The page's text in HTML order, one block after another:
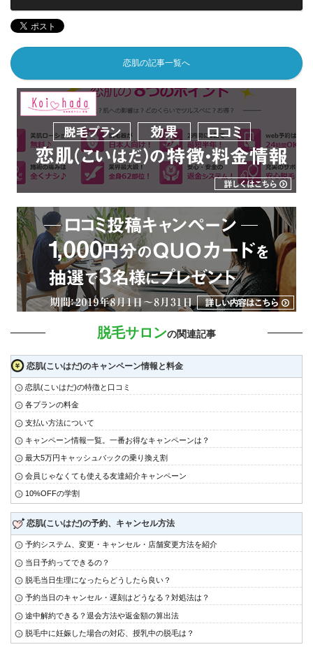
恋肌の記事一覧へ
脱毛サロンの関連記事
恋肌(こいはだ)のキャンペーン情報と料金
恋肌(こいはだ)の特徴と口コミ
各プランの料金
支払い方法について
キャンペーン情報一覧。一番お得なキャンペーンは？
最大5万円キャッシュバックの乗り換え割
会員じゃなくても使える友達紹介キャンペーン
10%OFFの学割
恋肌(こいはだ)の予約、キャンセル方法
予約システム、変更・キャンセル・店舗変更方法を紹介
当日予約ってできるの？
脱毛当日生理になったらどうしたら良い？
予約当日のキャンセル・遅刻はどうなる？対処法は？
途中解約できる？退会方法や返金額の算出法
脱毛中に妊娠した場合の対応、授乳中の脱毛は？